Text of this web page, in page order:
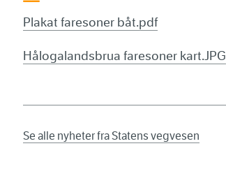
Plakat faresoner båt.pdf
Hålogalandsbrua faresoner kart.JPG
Se alle nyheter fra Statens vegvesen